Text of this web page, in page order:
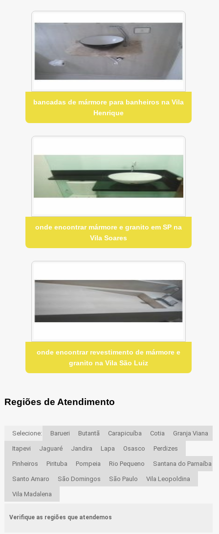
bancadas de mármore para banheiros na Vila
Henrique
onde encontrar mármore e granito em SP na
Vila Soares
onde encontrar revestimento de mármore e
granito na Vila São Luiz
Regiões de Atendimento
Selecione: Barueri Butantã Carapicuíba Cotia Granja Viana
Itapevi Jaguaré Jandira Lapa Osasco Perdizes
Pinheiros Pirituba Pompeia Rio Pequeno Santana do Parnaíba
Santo Amaro São Domingos São Paulo Vila Leopoldina
Vila Madalena
Verifique as regiões que atendemos